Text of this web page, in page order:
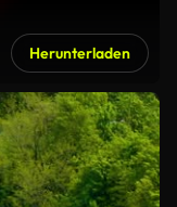
Herunterladen